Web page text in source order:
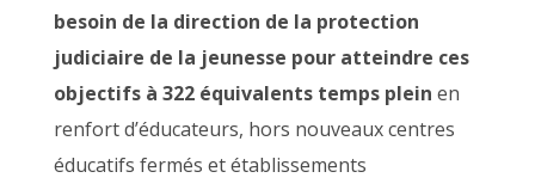
besoin de la direction de la protection
judiciaire de la jeunesse pour atteindre ces
objectifs à 322 équivalents temps plein en
renfort d’éducateurs, hors nouveaux centres
éducatifs fermés et établissements